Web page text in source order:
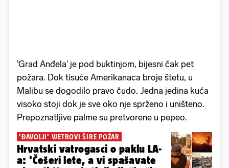
'Grad Anđela' je pod buktinjom, bijesni čak pet
požara. Dok tisuće Amerikanaca broje štetu, u
Malibu se dogodilo pravo čudo. Jedna jedina kuća
visoko stoji dok je sve oko nje sprženo i uništeno.
Prepoznatljive palme su pretvorene u pepeo.
'ĐAVOLJI' VJETROVI ŠIRE POŽAR
Hrvatski vatrogasci o paklu LA-
a: 'Češeri lete, a vi spašavate